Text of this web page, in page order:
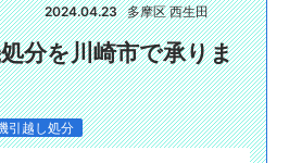
2024.04.23 多摩区 西生田
分を川崎市で承りま
引越し処分